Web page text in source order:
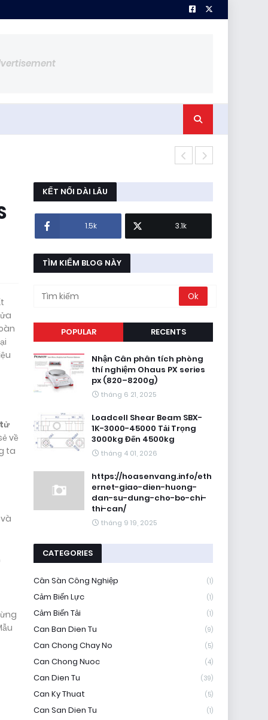
về
ta
KẾT NỐI DÀI LÂU
1.5k 3.1k
TÌM KIẾM BLOG NÀY
POPULAR RECENTS
Nhận Cân phân tích phòng
thí nghiệm Ohaus PX series
px (820–8200g)
tháng 6 21, 2025
Loadcell Shear Beam SBX-
1K-3000-45000 Tải Trọng
3000kg Đến 4500kg
tháng 4 01, 2026
https://hoasenvang.info/eth
ernet-giao-dien-huong-
dan-su-dung-cho-bo-chi-
thi-can/
tháng 9 19, 2025
CATEGORIES
Cân Sàn Công Nghiệp (1)
Cảm Biến Lực (1)
Cảm Biến Tải (1)
Can Ban Dien Tu (9)
Can Chong Chay No (5)
Can Chong Nuoc (4)
Can Dien Tu (39)
Can Ky Thuat (5)
Can San Dien Tu (1)